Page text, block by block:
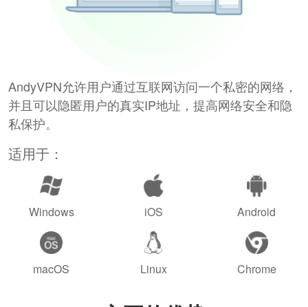
AndyVPN允许用户通过互联网访问一个私密的网络，
并且可以隐匿用户的真实IP地址，提高网络安全和隐
私保护。
适用于：
Windows iOS Android
macOS Linux Chrome